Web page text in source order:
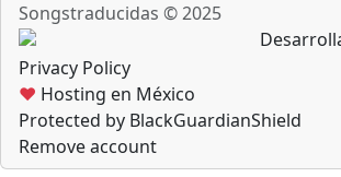
Songstraducidas © 2025
Privacy Policy
♥ Hosting en México
Protected by BlackGuardianShield
Remove account